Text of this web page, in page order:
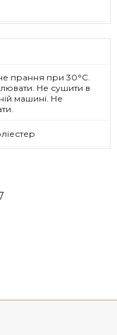
прання при 30°C.
Не сушити в
машині. Не